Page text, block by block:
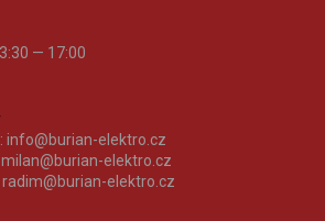
— 17:00
info@burian-elektro.cz
milan@burian-elektro.cz
radim@burian-elektro.cz